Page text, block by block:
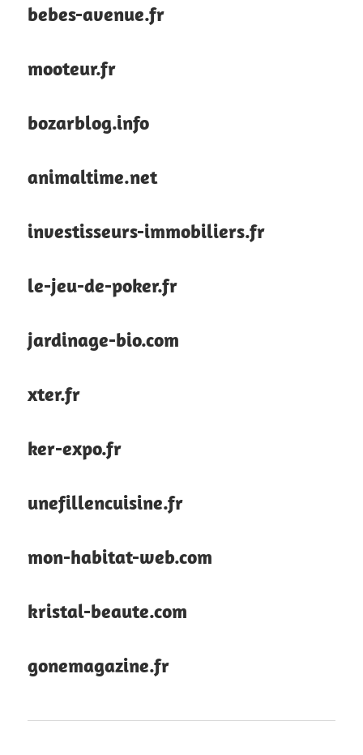
bebes-avenue.fr
mooteur.fr
bozarblog.info
animaltime.net
investisseurs-immobiliers.fr
le-jeu-de-poker.fr
jardinage-bio.com
xter.fr
ker-expo.fr
unefillencuisine.fr
mon-habitat-web.com
kristal-beaute.com
gonemagazine.fr